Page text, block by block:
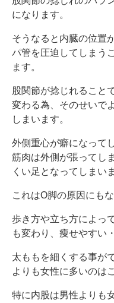
になります。
そうなると内臓の位置
パ管を圧迫してしまう
ます。
股関節が捻じれること
変わる為、そのせいで
しまいます。
外側重心が癖になって
筋肉は外側が張ってし
くい足となってしまい
これはO脚の原因にもな
歩き方や立ち方によっ
も変わり、痩せやすい
太ももを細くする事が
よりも女性に多いのは
特に内股は男性よりも